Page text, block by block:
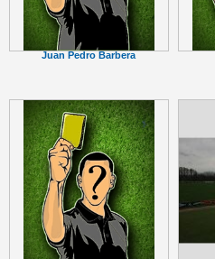
Juan Pedro Barbera